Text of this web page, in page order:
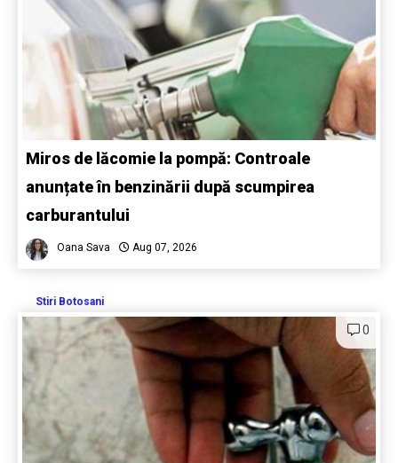
Miros de lăcomie la pompă: Controale
anunțate în benzinării după scumpirea
carburantului
Oana Sava Aug 07, 2026
Stiri Botosani
0